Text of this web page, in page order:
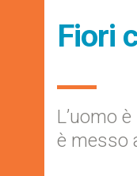
Fiori
L’uomo
è messo